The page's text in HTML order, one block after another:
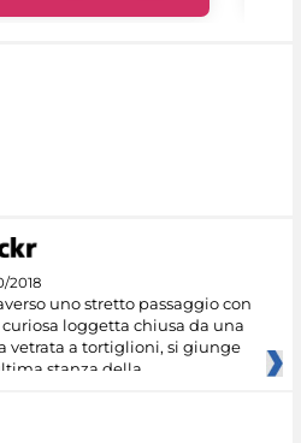
2018
uno stretto passaggio con
loggetta chiusa da una
vetrata a tortiglioni, si giunge
stanza della